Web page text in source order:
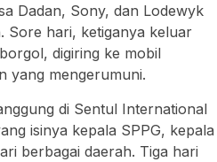
Dadan, Sony, dan Lodewyk
Sore hari, ketiganya keluar
digiring ke mobil
yang mengerumuni.
di Sentul International
isinya kepala SPPG, kepala
berbagai daerah. Tiga hari